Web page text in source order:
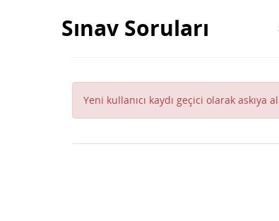
Sınav Soruları
Yeni kullanıcı kaydı geçici olarak askıya